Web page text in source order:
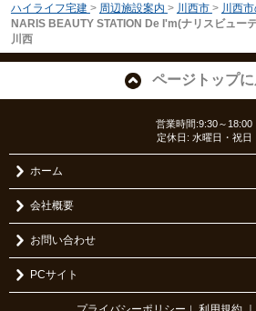
ハイライフ宅建 > 周辺施設案内 > 川西市 > 川西
NARIS BEAUTY STATION De I'm(ナリスビュー
川西
ページトップ
営業時間:9:30～18:00
定休日: 水曜日・祝日
ホーム
会社概要
お問い合わせ
PCサイト